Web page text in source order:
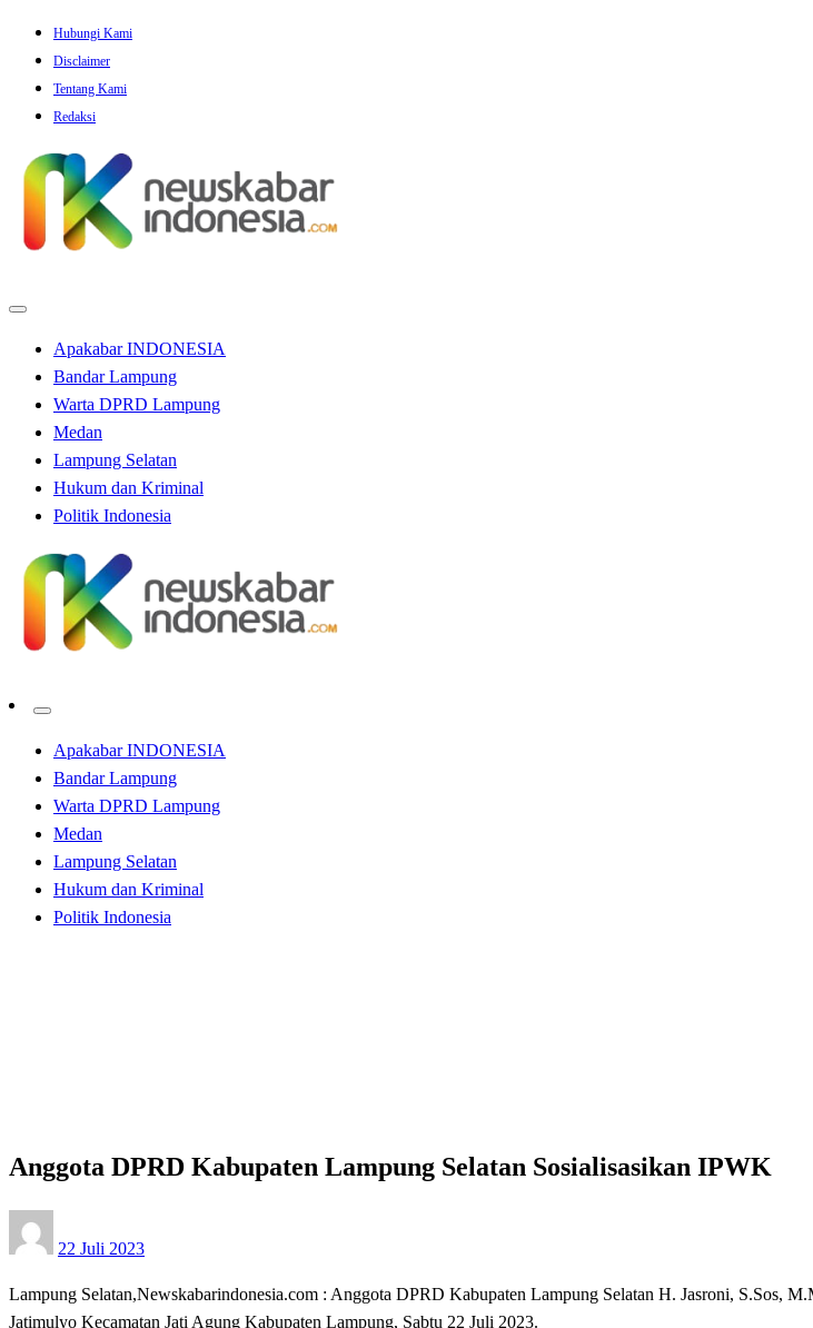
Skip
content
Hubungi Kami
Disclaimer
Tentang Kami
Redaksi
Apakabar INDONESIA
Bandar Lampung
Warta DPRD Lampung
Medan
Lampung Selatan
Hukum dan Kriminal
Politik Indonesia
Apakabar INDONESIA
Bandar Lampung
Warta DPRD Lampung
Medan
Lampung Selatan
Hukum dan Kriminal
Politik Indonesia
Anggota DPRD Kabupaten Lampung Selatan Sosialisasikan IPWK
on
22 Juli 2023
Lampung Selatan,Newskabarindonesia.com : Anggota DPRD Kabupaten Lampung Selatan H. Jasroni, S.Sos,
Jatimulyo Kecamatan Jati Agung Kabupaten Lampung, Sabtu 22 Juli 2023.